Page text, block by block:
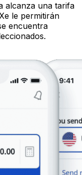
alcanza una tarifa
le permitirán
encuentra